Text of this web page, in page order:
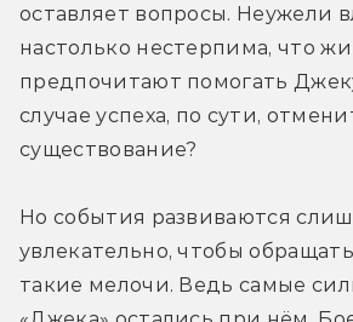
оставляет вопросы. Неужели
настолько нестерпима, что
предпочитают помогать
случае успеха, по сути,
существование?
Но события развиваются
увлекательно, чтобы
такие мелочи. Ведь самые